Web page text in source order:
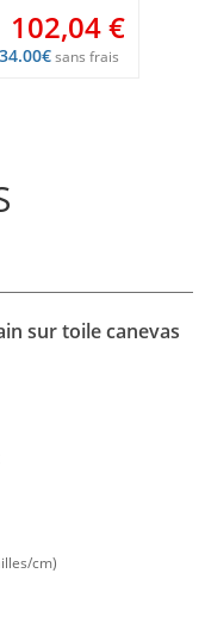
102,04€
sans frais
sur toile canevas
cm)